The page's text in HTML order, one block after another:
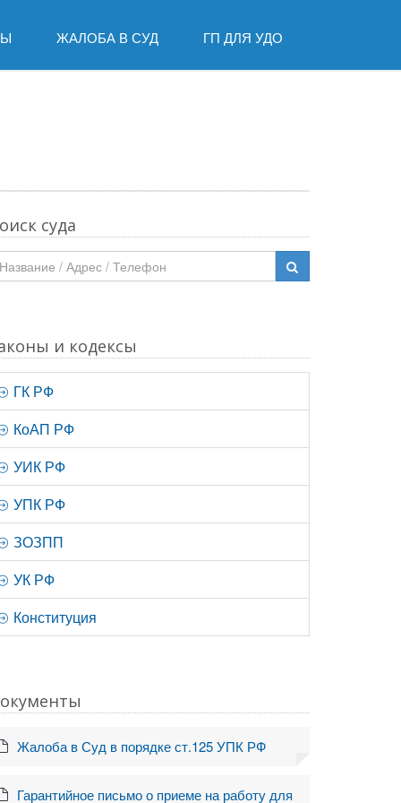
ЖАЛОБА В СУД ГП ДЛЯ УДО
суда
и кодексы
ГК РФ
КоАП РФ
УИК РФ
УПК РФ
ЗОЗПП
УК РФ
Конституция
Жалоба в Суд в порядке ст.125 УПК РФ
Гарантийное письмо о приеме на работу для